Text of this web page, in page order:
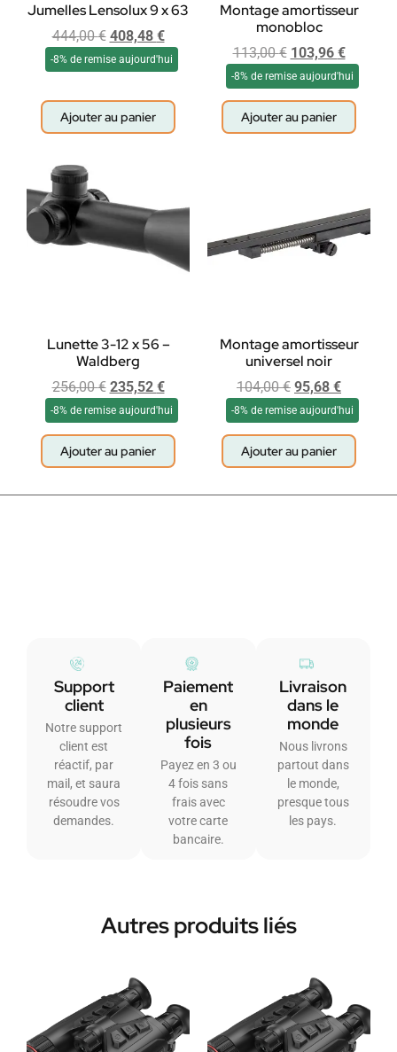
Jumelles Lensolux 9 x 63
444,00€ 408,48 €
-8% de remise aujourd'hui
Ajouter au panier
Montage amortisseur
monobloc
113,00€ 103,96 €
-8% de remise aujourd'hui
Ajouter au panier
Lunette 3-12 x 56 –
Waldberg
256,00€ 235,52 €
-8% de remise aujourd'hui
Ajouter au panier
Montage amortisseur
universel noir
104,00€ 95,68 €
-8% de remise aujourd'hui
Ajouter au panier
Support
client
Notre support
client est
réactif, par
mail, et saura
résoudre vos
demandes.
Paiement
en
plusieurs
fois
Payez en 3 ou
4 fois sans
frais avec
votre carte
bancaire.
Livraison
dans le
monde
Nous livrons
partout dans
le monde,
presque tous
les pays.
Autres produits liés